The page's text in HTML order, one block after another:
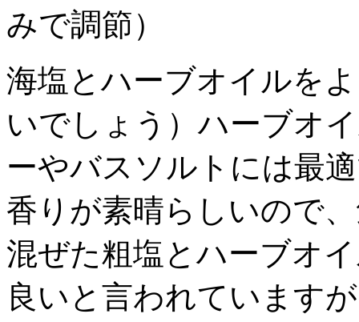
みで調節）
海塩とハーブオイルを
いでしょう）ハーブオ
ーやバスソルトには最
香りが素晴らしいので
混ぜた粗塩とハーブオ
良いと言われています